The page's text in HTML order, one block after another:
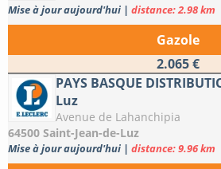
Mise à jour aujourd'hui | distance: 2.98 km
Gazole
2.065 €
PAYS BASQUE
Luz
Avenue de Lahanchipia
64500 Saint-Jean-de-Luz
Mise à jour aujourd'hui | distance: 9.96 km